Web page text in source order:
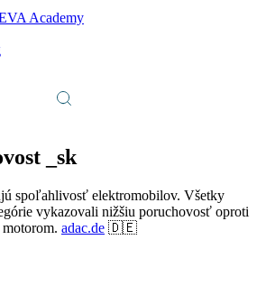
Academy
_sk
spoľahlivosť elektromobilov. Všetky
vykazovali nižšiu poruchovosť oproti
adac.de 🇩🇪